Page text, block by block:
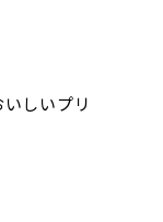
しいプリ